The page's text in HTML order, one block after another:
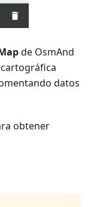
de OsmAnd
datos
obtener